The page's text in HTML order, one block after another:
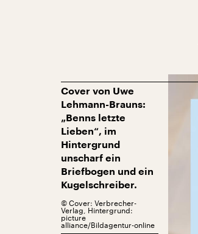
Cover von Uwe
Lehmann-Brauns:
„Benns letzte
Lieben“, im
Hintergrund
unscharf ein
Briefbogen und ein
Kugelschreiber.
© Cover: Verbrecher-
Verlag, Hintergrund:
picture
alliance/Bildagentur-online